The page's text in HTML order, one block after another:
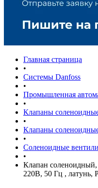
Главная страница
•
Системы Danfoss
•
Промышленная
•
Клапаны
•
Клапаны
•
Соленоидные
•
Клапан
220B, 50 Гц , латунь,